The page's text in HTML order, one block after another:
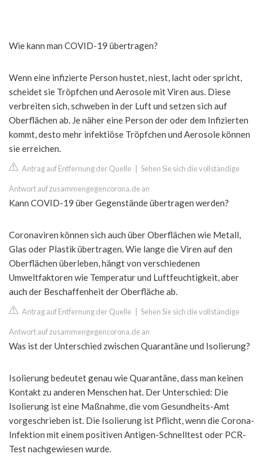
Wie kann man COVID-19 übertragen?
Wenn eine infizierte Person hustet, niest, lacht oder spricht,
scheidet sie Tröpfchen und Aerosole mit Viren aus. Diese
verbreiten sich, schweben in der Luft und setzen sich auf
Oberflächen ab. Je näher eine Person der oder dem Infizierten
kommt, desto mehr infektiöse Tröpfchen und Aerosole können
sie erreichen.
Antrag auf Entfernung der Quelle Sehen Sie sich die vollständige
Antwort auf zusammengegencorona.de an
Kann COVID-19 über Gegenstände übertragen werden?
Coronaviren können sich auch über Oberflächen wie Metall,
Glas oder Plastik übertragen. Wie lange die Viren auf den
Oberflächen überleben, hängt von verschiedenen
Umweltfaktoren wie Temperatur und Luftfeuchtigkeit, aber
auch der Beschaffenheit der Oberfläche ab.
Antrag auf Entfernung der Quelle Sehen Sie sich die vollständige
Antwort auf zusammengegencorona.de an
Was ist der Unterschied zwischen Quarantäne und Isolierung?
Isolierung bedeutet genau wie Quarantäne, dass man keinen
Kontakt zu anderen Menschen hat. Der Unterschied: Die
Isolierung ist eine Maßnahme, die vom Gesundheits-Amt
vorgeschrieben ist. Die Isolierung ist Pflicht, wenn die Corona-
Infektion mit einem positiven Antigen-Schnelltest oder PCR-
Test nachgewiesen wurde.